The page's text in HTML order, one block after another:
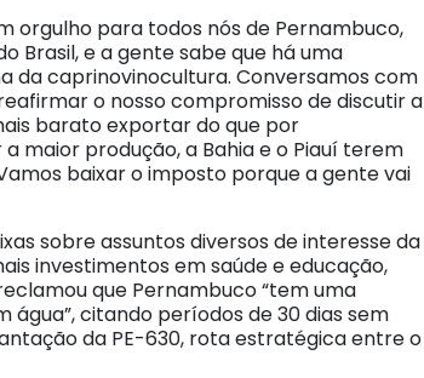
orgulho para todos nós de Pernambuco,
Brasil, e a gente sabe que há uma
da caprinovinocultura. Conversamos com
o nosso compromisso de discutir a
barato exportar do que por
maior produção, a Bahia e o Piauí terem
baixar o imposto porque a gente vai
sobre assuntos diversos de interesse da
investimentos em saúde e educação,
que Pernambuco “tem uma
citando períodos de 30 dias sem
da PE-630, rota estratégica entre o